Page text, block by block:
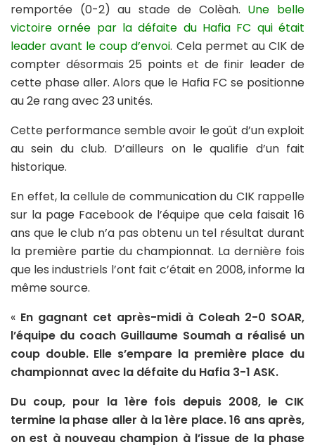
remportée (0-2) au stade de Colèah. Une belle
victoire ornée par la défaite du Hafia FC qui était
leader avant le coup d’envoi. Cela permet au CIK de
compter désormais 25 points et de finir leader de
cette phase aller. Alors que le Hafia FC se positionne
au 2e rang avec 23 unités.
Cette performance semble avoir le goût d’un exploit
au sein du club. D’ailleurs on le qualifie d’un fait
historique.
En effet, la cellule de communication du CIK rappelle
sur la page Facebook de l’équipe que cela faisait 16
ans que le club n’a pas obtenu un tel résultat durant
la première partie du championnat. La dernière fois
que les industriels l’ont fait c’était en 2008, informe la
même source.
« En gagnant cet après-midi à Coleah 2-0 SOAR,
l’équipe du coach Guillaume Soumah a réalisé un
coup double. Elle s’empare la première place du
championnat avec la défaite du Hafia 3-1 ASK.
Du coup, pour la 1ère fois depuis 2008, le CIK
termine la phase aller à la 1ère place. 16 ans après,
on est à nouveau champion à l’issue de la phase